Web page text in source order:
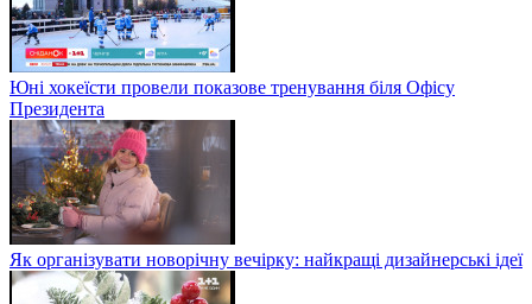
Юні хокеїсти провели показове тренування біля Офісу
Президента
Як організувати новорічну вечірку: найкращі дизайнерські ідеї